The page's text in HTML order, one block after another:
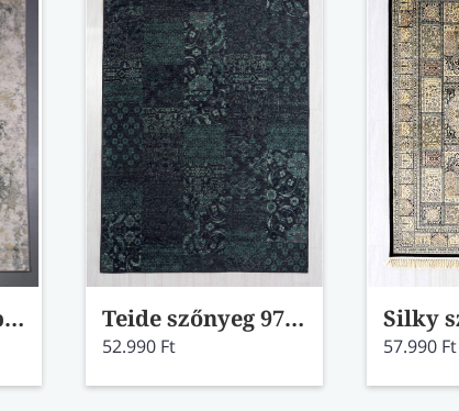
Grand zöld nappali szőnyeg 52023/6444 80x150 Teide szőnyeg 97004/4009-99 80x150
52.990 Ft 57.990 Ft